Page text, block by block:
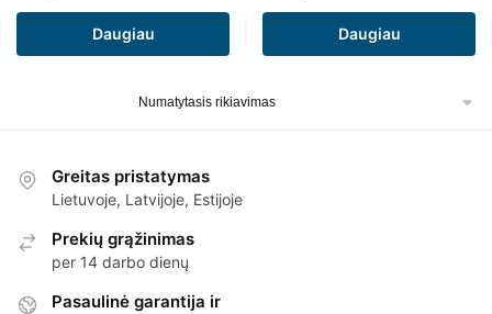
Daugiau Daugiau
Greitas pristatymas
Lietuvoje, Latvijoje, Estijoje
Prekių grąžinimas
per 14 darbo dienų
Pasaulinė garantija ir